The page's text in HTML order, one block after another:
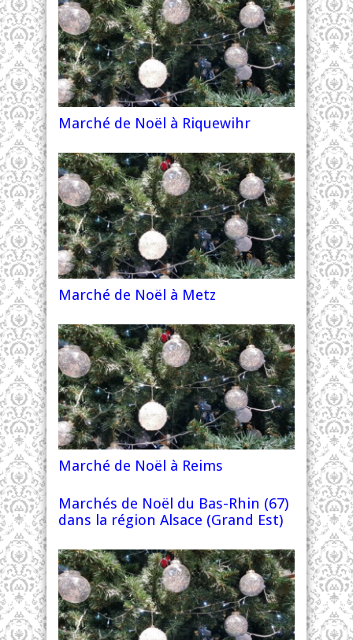
Marché de Noël à Riquewihr
Marché de Noël à Metz
Marché de Noël à Reims
Marchés de Noël du Bas-Rhin (67)
dans la région Alsace (Grand Est)